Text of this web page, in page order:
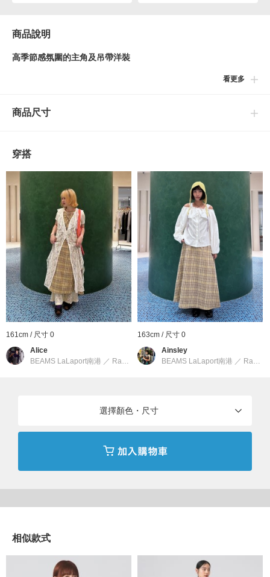
商品說明
高季節感氛圍的主角及吊帶洋裝
實穿的格紋細肩帶洋裝。不規則的格紋配置能巧妙分散視覺焦點，
身剪裁的腰部線條皆是設計亮點。向下延伸的優美傘狀輪廓，恰到
根據內搭單品的不同，是款從春季到秋季皆能跨季穿著的單品。推
薦與透膚材質的上衣或合身的窄版羅紋針織衫疊穿以提升整體質
感；或是搭配T恤、LOGO上衣，輕鬆打造大人感的休閒風格。
■尺寸
臀部周圍帶有些微寬鬆感，不過於貼合身形，能營造出俐落修長的
穿搭比例。
■材質
垂墜感與彈性之間的絕佳平衡，打造出完美的修身效果。具備不易
■洗滌方法
可手洗（詳情請參見商品附帶的品質標籤）
布料厚度：普通
透膚感：無
伸縮性：無
看更多
商品尺寸
穿搭
161cm / 尺寸 0
Alice
BEAMS LaLaport南港 ／ Ray BEAMS
163cm / 尺寸 0
Ainsley
BEAMS LaLaport南港 ／ Ray BEAMS
選擇顏色・尺寸
相似款式